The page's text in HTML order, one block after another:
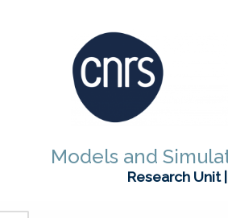
Models and
Research Unit